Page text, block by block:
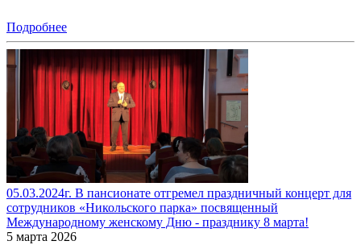
Подробнее
05.03.2024г. В пансионате отгремел праздничный концерт для
сотрудников «Никольского парка» посвященный
Международному женскому Дню - празднику 8 марта!
5 марта 2026